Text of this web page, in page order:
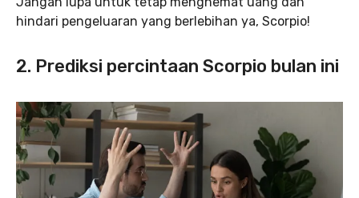
hindari pengeluaran yang berlebihan ya, Scorpio!
2. Prediksi percintaan Scorpio bulan ini